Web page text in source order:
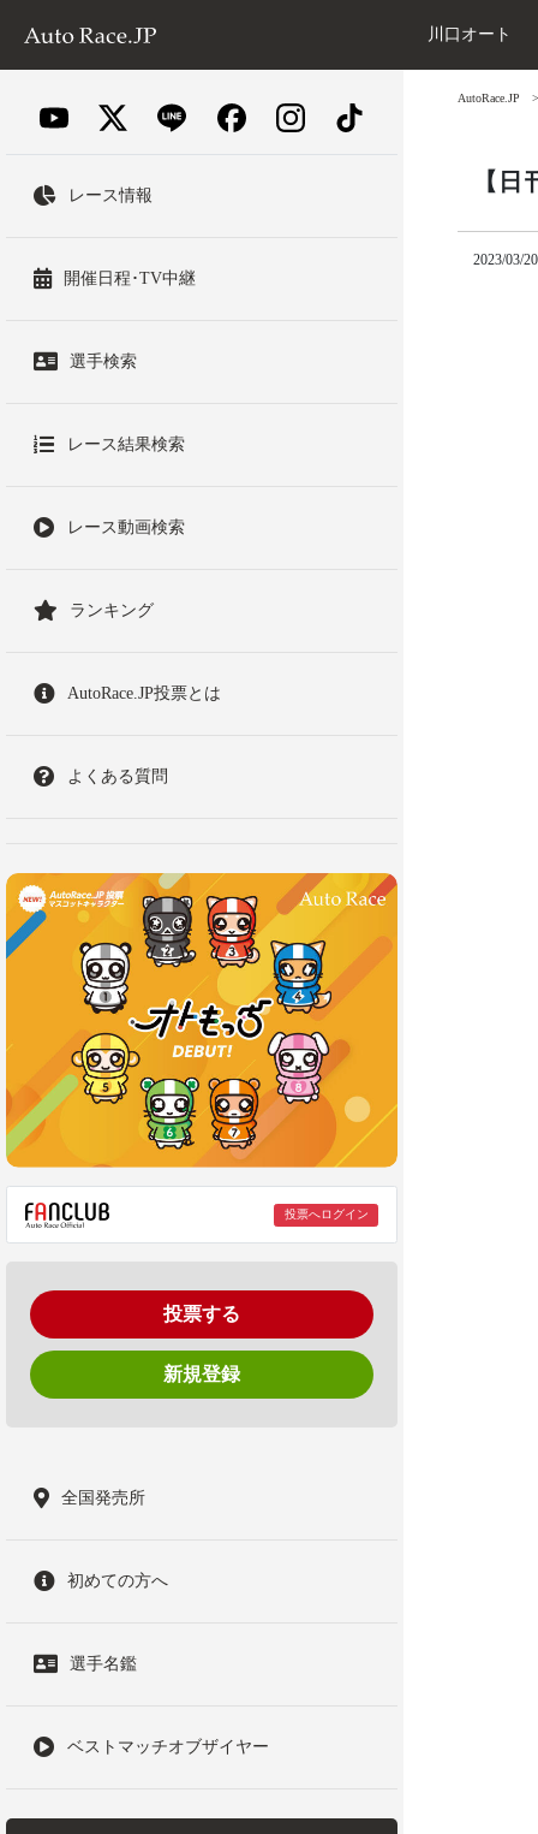
川口オート
レース情報
開催日程･TV中継
選手検索
レース結果検索
レース動画検索
ランキング
AutoRace.JP投票とは
よくある質問
投票へログイン
投票する
新規登録
全国発売所
初めての方へ
選手名鑑
ベストマッチオブザイヤー
AutoRace.JP
【
2023/03/20